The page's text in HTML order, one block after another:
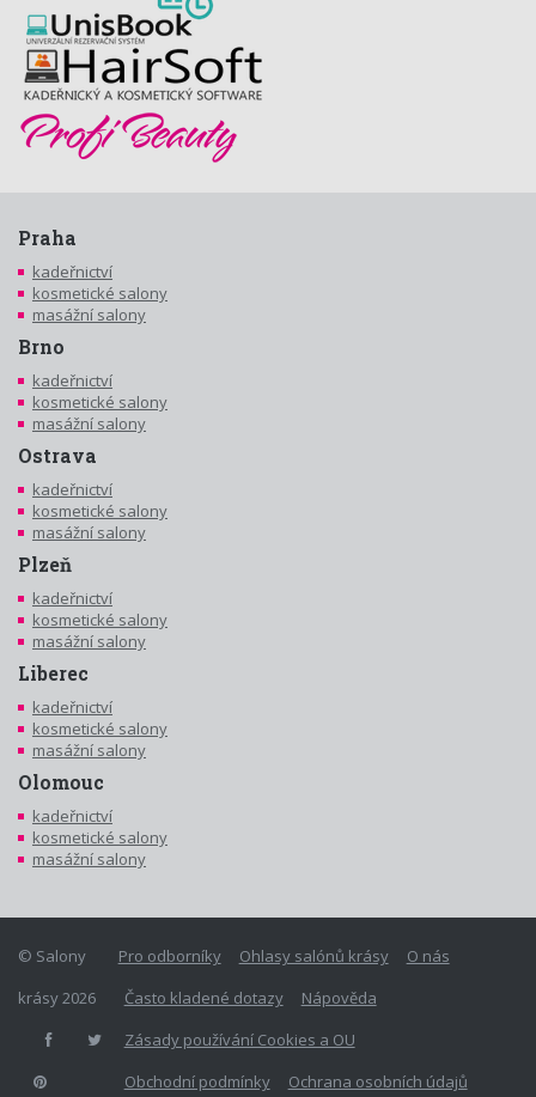
Praha
kadeřnictví
kosmetické salony
masážní salony
Brno
kadeřnictví
kosmetické salony
masážní salony
Ostrava
kadeřnictví
kosmetické salony
masážní salony
Plzeň
kadeřnictví
kosmetické salony
masážní salony
Liberec
kadeřnictví
kosmetické salony
masážní salony
Olomouc
kadeřnictví
kosmetické salony
masážní salony
Pro odborníky Ohlasy salónů krásy
O nás
Často kladené dotazy
Nápověda
Zásady používání Cookies a OU
Obchodní podmínky
Ochrana osobních údajů
© Salony
krásy 2026